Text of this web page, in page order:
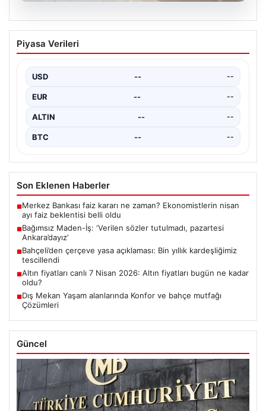
Bayram ikramiyeleri ne zaman yatacak?
2026 Kurban Bayramı emekli ikramiye
ödemeleri
Piyasa Verileri
Son Eklenen Haberler
■Merkez Bankası faiz kararı ne zaman? Ekonomistlerin nisan
ayı faiz beklentisi belli oldu
Bağımsız Maden-İş: ‘Verilen sözler tutulmadı, pazartesi
Ankara’dayız’
Bahçeli’den çerçeve yasa açıklaması: Bin yıllık kardeşliğimiz
tescillendi
Altın fiyatları canlı 7 Nisan 2026: Altın fiyatları bugün ne kadar
oldu?
Dış Mekan Yaşam alanlarında Konfor ve bahçe mutfağı
Çözümleri
Güncel
07/08/2026